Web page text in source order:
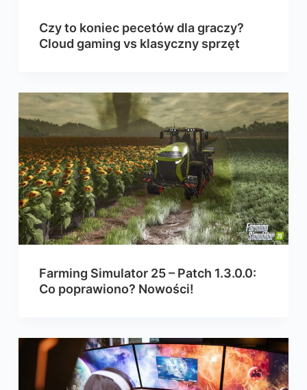
Czy to koniec pecetów dla graczy?
Cloud gaming vs klasyczny sprzęt
Farming Simulator 25 – Patch 1.3.0.0:
Co poprawiono? Nowości!